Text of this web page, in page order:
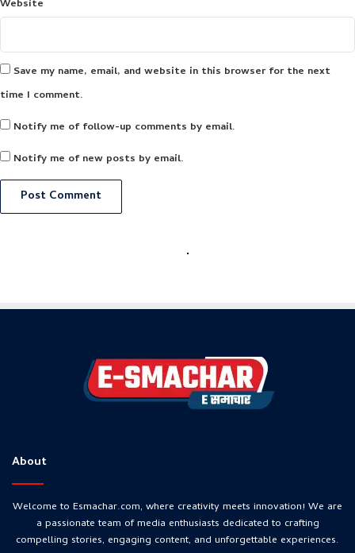
About
Welcome to Esmachar.com, where creativity meets innovation! We are
a passionate team of media enthusiasts dedicated to crafting
compelling stories, engaging content, and unforgettable experiences.